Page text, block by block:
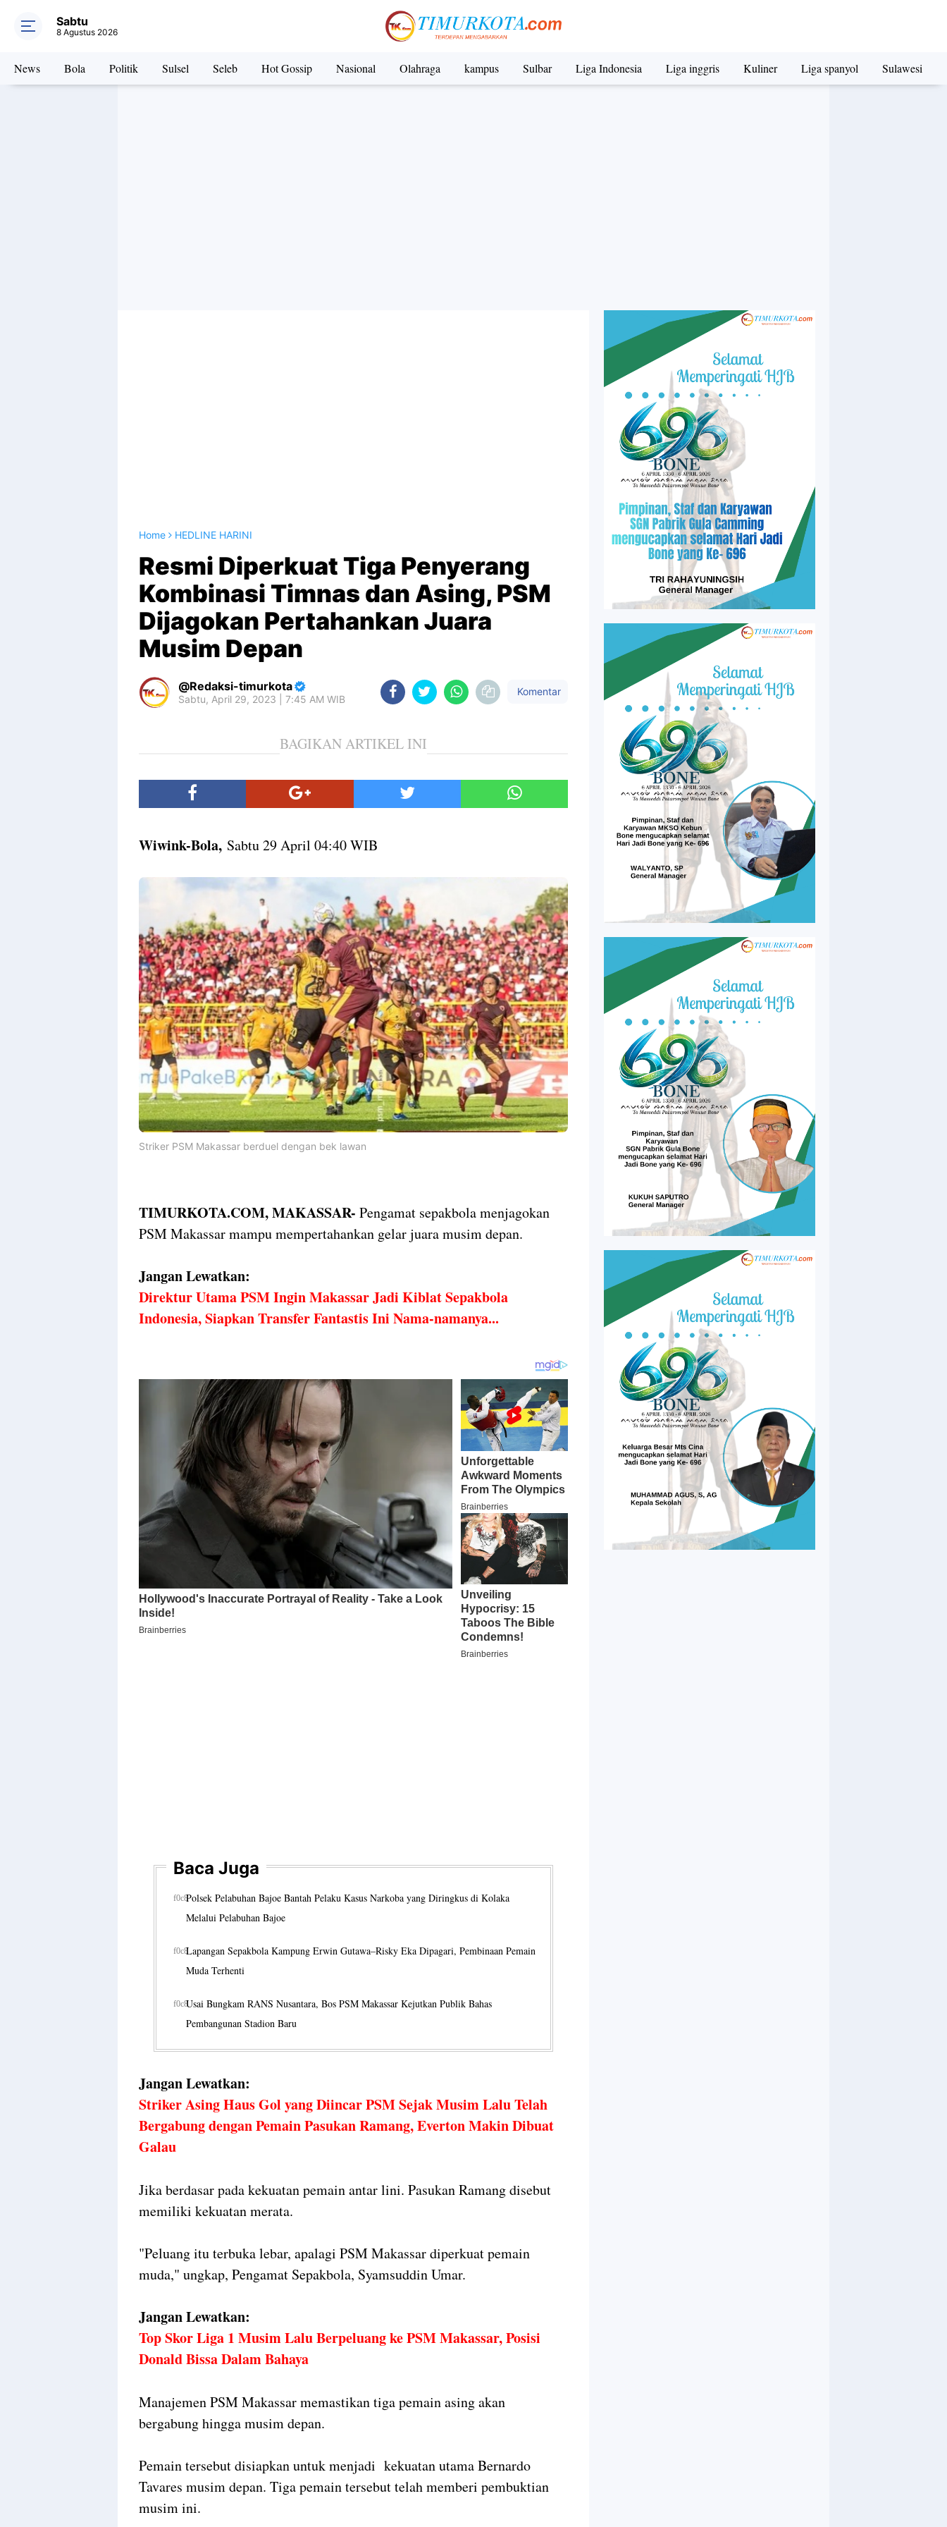
Sabtu
8 Agustus 2026
News Bola Politik Sulsel Seleb Hot Gossip Nasional Olahraga kampus Sulbar Liga Indonesia Liga inggris Kuliner Liga spanyol Sulawesi
Home HEDLINE HARINI
Resmi Diperkuat Tiga Penyerang
Kombinasi Timnas dan Asing, PSM
Dijagokan Pertahankan Juara
Musim Depan
Redaksi-timurkota
Sabtu, April 29, 2023 | 7:45 AM WIB
Komentar
BAGIKAN ARTIKEL INI
Wiwink-Bola, Sabtu 29 April 04:40 WIB
Striker PSM Makassar berduel dengan bek lawan
TIMURKOTA.COM, MAKASSAR- Pengamat sepakbola menjagokan
PSM Makassar mampu mempertahankan gelar juara musim depan.
Jangan Lewatkan:
Direktur Utama PSM Ingin Makassar Jadi Kiblat Sepakbola
Indonesia, Siapkan Transfer Fantastis Ini Nama-namanya...
Baca Juga
Polsek Pelabuhan Bajoe Bantah Pelaku Kasus Narkoba yang Diringkus di Kolaka
Melalui Pelabuhan Bajoe
Lapangan Sepakbola Kampung Erwin Gutawa–Risky Eka Dipagari, Pembinaan Pemain
Muda Terhenti
Usai Bungkam RANS Nusantara, Bos PSM Makassar Kejutkan Publik Bahas
Pembangunan Stadion Baru
Jangan Lewatkan:
Striker Asing Haus Gol yang Diincar PSM Sejak Musim Lalu Telah
Bergabung dengan Pemain Pasukan Ramang, Everton Makin Dibuat
Galau
Jika berdasar pada kekuatan pemain antar lini. Pasukan Ramang disebut
memiliki kekuatan merata.
"Peluang itu terbuka lebar, apalagi PSM Makassar diperkuat pemain
muda," ungkap, Pengamat Sepakbola, Syamsuddin Umar.
Jangan Lewatkan:
Top Skor Liga 1 Musim Lalu Berpeluang ke PSM Makassar, Posisi
Donald Bissa Dalam Bahaya
Manajemen PSM Makassar memastikan tiga pemain asing akan
bergabung hingga musim depan.
Pemain tersebut disiapkan untuk menjadi kekuatan utama Bernardo
Tavares musim depan. Tiga pemain tersebut telah memberi pembuktian
musim ini.